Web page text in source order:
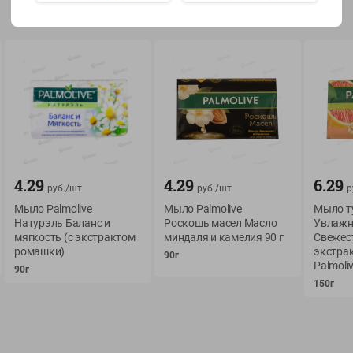
Условия доставки
Возврат товара
Оформление заказа
История покупок
Обратная связь
Приложение Green c
доставкой и
4.29 руб./шт
Мыло Palmolive
Натурэль Баланс и
мягкость (с экстрактом
ромашки)
90г
4.29 руб./шт
Мыло Palmolive
Роскошь масел Масло
миндаля и камелия 90 г
90г
6.29
Мыло
150г